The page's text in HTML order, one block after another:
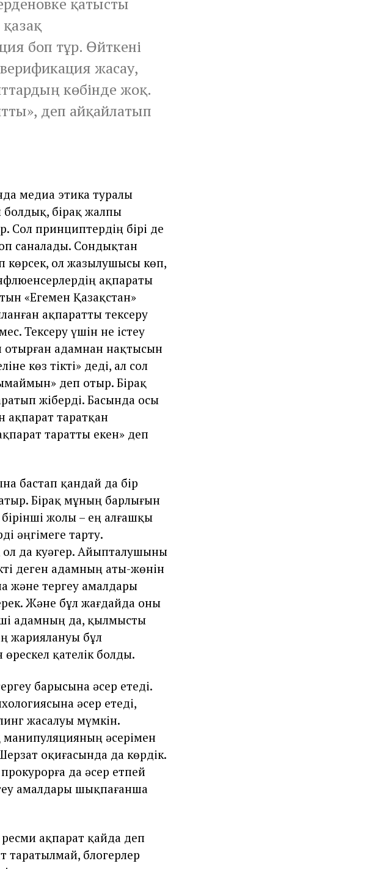
боп тұр. Өйткені
жасау,
көбінде жоқ.
деп айқайлатып
медиа этика туралы
болдық, бірақ жалпы
Сол принциптердің бірі де
саналады. Сондықтан
көрсек, ол жазылушысы көп,
ақпараты
«Егемен Қазақстан»
ақпаратты тексеру
Тексеру үшін не істеу
отырған адамнан нақтысын
көз тікті» деді, ал сол
деп отыр. Бірақ
жіберді. Басында осы
ақпарат таратқан
таратты екен» деп
бастап қандай да бір
Бірақ мұның барлығын
бірінші жолы – ең алғашқы
әңгімеге тарту.
да куәгер. Айыпталушыны
деген адамның аты-жөнін
және тергеу амалдары
Және бұл жағдайда оны
адамның да, қылмысты
жариялануы бұл
қателік болды.
барысына әсер етеді.
әсер етеді,
жасалуы мүмкін.
манипуляцияның әсерімен
оқиғасында да көрдік.
да әсер етпей
амалдары шықпағанша
ақпарат қайда деп
таратылмай, блогерлер